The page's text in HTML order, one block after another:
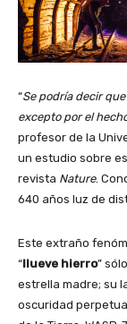
“Se podría decir
excepto por el
profesor de la
un estudio sobre
revista Nature.
640 años luz de
Este extraño
“llueve hierro”
estrella madre; su
oscuridad